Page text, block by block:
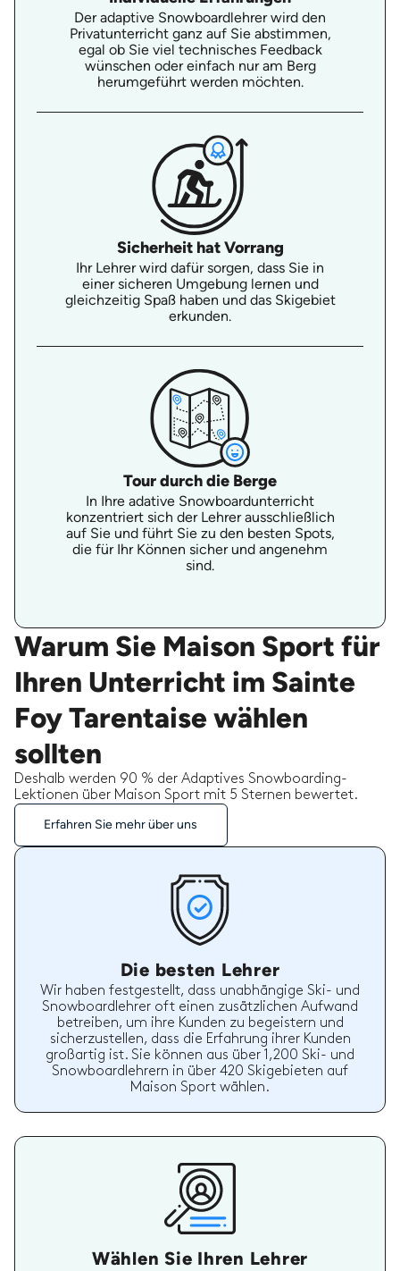
Der adaptive Snowboardlehrer wird den
Privatunterricht ganz auf Sie abstimmen,
egal ob Sie viel technisches Feedback
wünschen oder einfach nur am Berg
herumgeführt werden möchten.
Sicherheit hat Vorrang
Ihr Lehrer wird dafür sorgen, dass Sie in
einer sicheren Umgebung lernen und
gleichzeitig Spaß haben und das Skigebiet
erkunden.
Tour durch die Berge
In Ihre adative Snowboardunterricht
konzentriert sich der Lehrer ausschließlich
auf Sie und führt Sie zu den besten Spots,
die für Ihr Können sicher und angenehm
sind.
Warum Sie Maison Sport für
Ihren Unterricht im Sainte
Foy Tarentaise wählen
sollten
Deshalb werden 90 % der Adaptives Snowboarding-
Lektionen über Maison Sport mit 5 Sternen bewertet.
Erfahren Sie mehr über uns
Die besten Lehrer
Wir haben festgestellt, dass unabhängige Ski- und
Snowboardlehrer oft einen zusätzlichen Aufwand
betreiben, um ihre Kunden zu begeistern und
sicherzustellen, dass die Erfahrung ihrer Kunden
großartig ist. Sie können aus über 1,200 Ski- und
Snowboardlehrern in über 420 Skigebieten auf
Maison Sport wählen.
Wählen Sie Ihren Lehrer